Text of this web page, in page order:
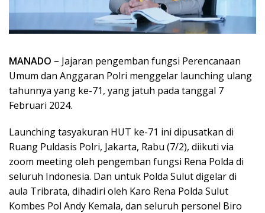
MANADO – Jajaran pengemban fungsi Perencanaan
Umum dan Anggaran Polri menggelar launching ulang
tahunnya yang ke-71, yang jatuh pada tanggal 7
Februari 2024.
Launching tasyakuran HUT ke-71 ini dipusatkan di
Ruang Puldasis Polri, Jakarta, Rabu (7/2), diikuti via
zoom meeting oleh pengemban fungsi Rena Polda di
seluruh Indonesia. Dan untuk Polda Sulut digelar di
aula Tribrata, dihadiri oleh Karo Rena Polda Sulut
Kombes Pol Andy Kemala, dan seluruh personel Biro